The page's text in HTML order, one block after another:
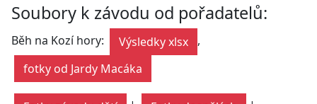
Soubory k závodu od pořadatelů:
Běh na Kozí hory: Výsledky xlsx
,
fotky od Jardy Macáka